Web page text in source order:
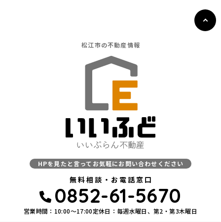
(3) お客さま情報の収集に際しては、利用目的を特定して通知または公
(4) お客さま情報の漏洩、紛失、改ざん等を防止するために必要な 対策
を講じて適切な管理を行います。
(5) 保有するお客さま情報について、お客さま本人からの開示、訂正、
削除、利用停止の依頼を所定の窓口でお受けして、誠意をもって対応い
具体的には、以下の内容に従ってお客さま情報の取り扱いをいたしま
3．お客様の情報の利用目的
当社は、不動産についてのサービスをお客さまにご利用いただくにあた
り、各種の申込みの受付、訪問、提案、見積、各種の工事やサービス提
供等の機会に、当社が直接あるいは協力会社又は業務委託先等を通じ
て、お客さまの個人情報（お客さまの電子メールアドレス、氏名、住
所、電話番号等）を取得いたしますが、これらの個人情報は下記の目的
に利用させていただきます。
(1) 不動産についてのサービスの提供
(2) 不動産についてのサービスのアフターサービスの提供
(3) 不動産についてのサービスのお知らせ・ＰＲ、調査・データ集積、
松江市の不動産情報
HPを見たと言ってお気軽にお問い合わせください
無料相談・お電話窓口
0852-61-5670
営業時間：10:00〜17:00定休日：毎週水曜日、第2・第3木曜日